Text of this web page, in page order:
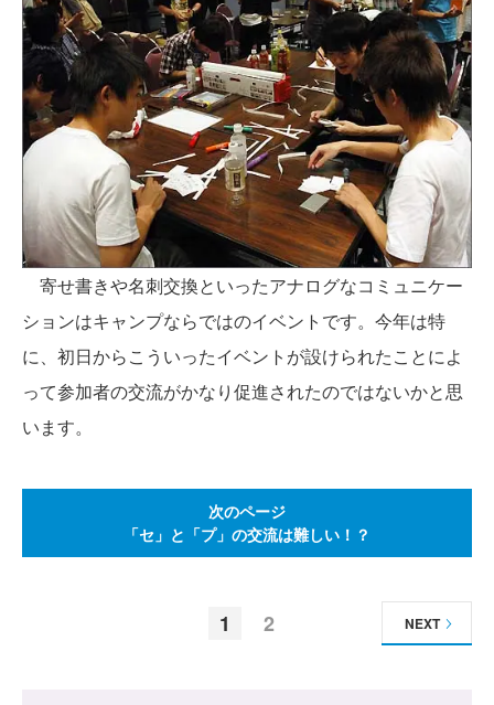
寄せ書きや名刺交換といったアナログなコミュニケー
ションはキャンプならではのイベントです。今年は特
に、初日からこういったイベントが設けられたことによ
って参加者の交流がかなり促進されたのではないかと思
います。
次のページ
「セ」と「プ」の交流は難しい！？
1 2 NEXT